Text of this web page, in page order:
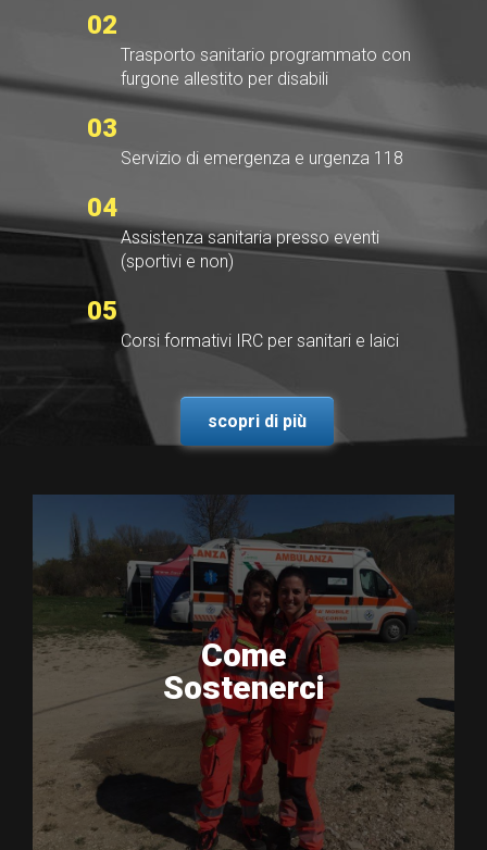
02
Trasporto sanitario programmato con
furgone allestito per disabili
03
Servizio di emergenza e urgenza 118
04
Assistenza sanitaria presso eventi
(sportivi e non)
05
Corsi formativi IRC per sanitari e laici
scopri di più
Come
Sostenerci